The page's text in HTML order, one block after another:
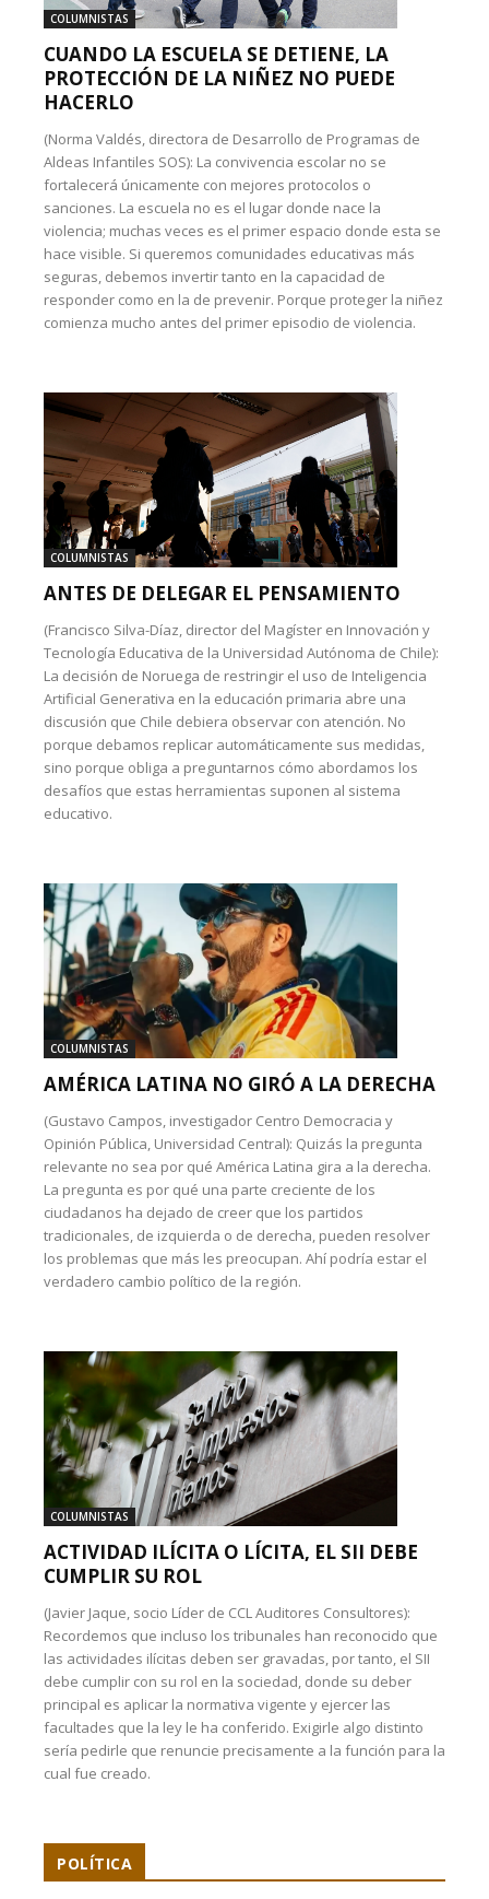
COLUMNISTAS
CUANDO LA ESCUELA SE DETIENE, LA
PROTECCIÓN DE LA NIÑEZ NO PUEDE
HACERLO
(Norma Valdés, directora de Desarrollo de Programas de
Aldeas Infantiles SOS): La convivencia escolar no se
fortalecerá únicamente con mejores protocolos o
sanciones. La escuela no es el lugar donde nace la
violencia; muchas veces es el primer espacio donde esta se
hace visible. Si queremos comunidades educativas más
seguras, debemos invertir tanto en la capacidad de
responder como en la de prevenir. Porque proteger la niñez
comienza mucho antes del primer episodio de violencia.
COLUMNISTAS
ANTES DE DELEGAR EL PENSAMIENTO
(Francisco Silva-Díaz, director del Magíster en Innovación y
Tecnología Educativa de la Universidad Autónoma de Chile):
La decisión de Noruega de restringir el uso de Inteligencia
Artificial Generativa en la educación primaria abre una
discusión que Chile debiera observar con atención. No
porque debamos replicar automáticamente sus medidas,
sino porque obliga a preguntarnos cómo abordamos los
desafíos que estas herramientas suponen al sistema
educativo.
COLUMNISTAS
AMÉRICA LATINA NO GIRÓ A LA DERECHA
(Gustavo Campos, investigador Centro Democracia y
Opinión Pública, Universidad Central): Quizás la pregunta
relevante no sea por qué América Latina gira a la derecha.
La pregunta es por qué una parte creciente de los
ciudadanos ha dejado de creer que los partidos
tradicionales, de izquierda o de derecha, pueden resolver
los problemas que más les preocupan. Ahí podría estar el
verdadero cambio político de la región.
COLUMNISTAS
ACTIVIDAD ILÍCITA O LÍCITA, EL SII DEBE
CUMPLIR SU ROL
(Javier Jaque, socio Líder de CCL Auditores Consultores):
Recordemos que incluso los tribunales han reconocido que
las actividades ilícitas deben ser gravadas, por tanto, el SII
debe cumplir con su rol en la sociedad, donde su deber
principal es aplicar la normativa vigente y ejercer las
facultades que la ley le ha conferido. Exigirle algo distinto
sería pedirle que renuncie precisamente a la función para la
cual fue creado.
POLÍTICA